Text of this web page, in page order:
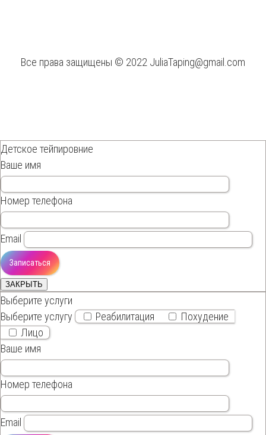
Все права защищены © 2022 JuliaTaping@gmail.com
Детское тейпировние
Ваше имя
Номер телефона
Email
ЗАКРЫТЬ
Выберите услуги
Выберите услугу
Реабилитация
Похудение
Лицо
Ваше имя
Номер телефона
Email